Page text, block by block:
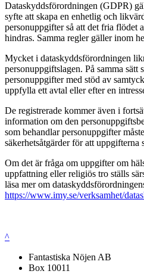
Dataskyddsförordningen (GDPR)
syfte att skapa en enhetlig och
personuppgifter så att det fria flödet
hindras. Samma regler gäller inom
Mycket i dataskyddsförordningen
personuppgiftslagen. På samma sätt
personuppgifter med stöd av
uppfylla ett avtal eller efter en
De registrerade kommer även i
information om den
som behandlar personuppgifter
säkerhetsåtgärder för att uppgifterna
Om det är fråga om uppgifter om
uppfattning eller religiös tro ställs
läsa mer om
https://www.imy.se/verksamhet/
^
Fantastiska Nöjen AB
Box 10011